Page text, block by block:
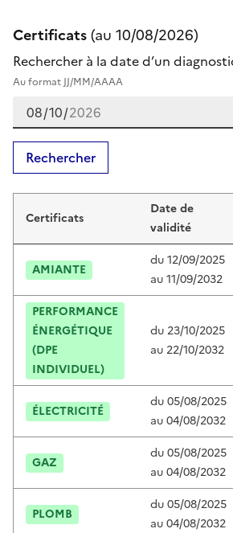
Certificats(au 10/08/2026)
Rechercher à la date d’un
Au format JJ/MM/AAAA
Rechercher
Certificats de pierre
Certificats
Date de
validité
AMIANTE
du12/09/2025
au11/09/2032
PERFORMANCE
ÉNERGÉTIQUE
(DPE
INDIVIDUEL)
du 23/10/2025
au 22/10/2032
ÉLECTRICITÉ
du05/08/2025
au04/08/2032
GAZ
du05/08/2025
au04/08/2032
PLOMB
du05/08/2025
au04/08/2032